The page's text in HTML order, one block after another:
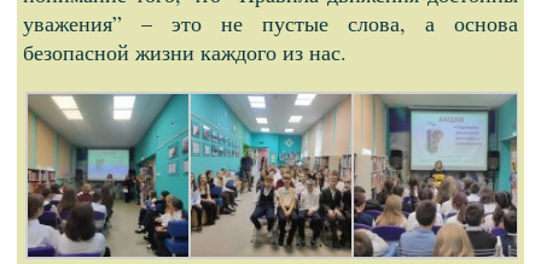
уважения” – это не пустые слова, а основа
безопасной жизни каждого из нас.